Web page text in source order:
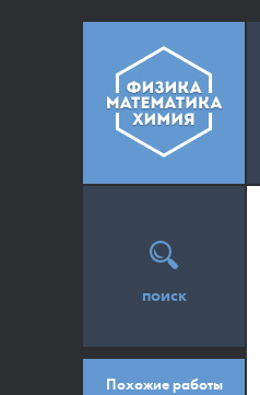
поиск
Похожие работы